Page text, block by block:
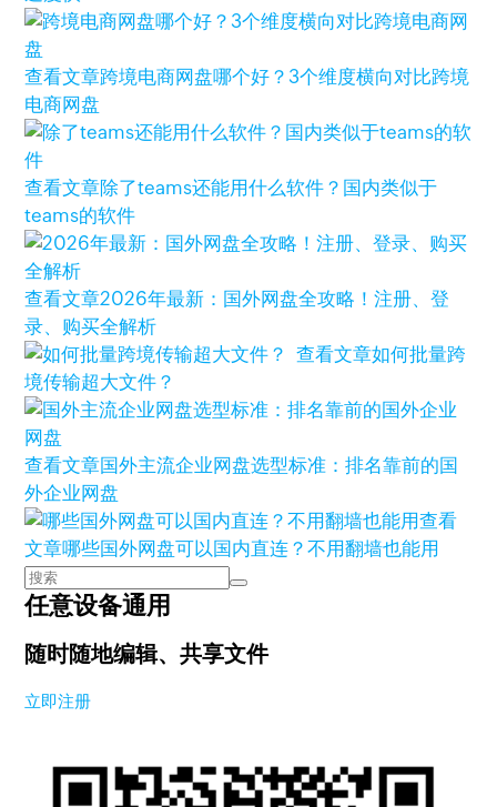
查看文章跨境电商网盘哪个好？3个维度横向对比跨境
电商网盘
查看文章除了teams还能用什么软件？国内类似于
teams的软件
查看文章2026年最新：国外网盘全攻略！注册、登
录、购买全解析
查看文章如何批量跨
境传输超大文件？
查看文章国外主流企业网盘选型标准：排名靠前的国
外企业网盘
查看
文章哪些国外网盘可以国内直连？不用翻墙也能用
任意设备通用
随时随地编辑、共享文件
立即注册